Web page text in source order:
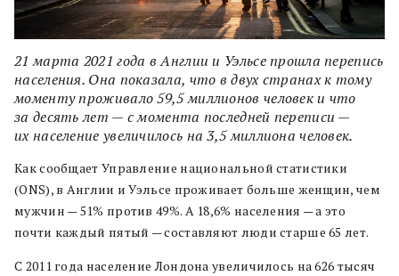
21 марта 2021 года в Англии и Уэльсе прошла перепись
населения. Она показала, что в двух странах к тому
моменту проживало 59,5 миллионов человек и что
за десять лет — с момента последней переписи —
их население увеличилось на 3,5 миллиона человек.
Как сообщает Управление национальной статистики
(ONS), в Англии и Уэльсе проживает больше женщин, чем
мужчин — 51% против 49%. А 18,6% населения — а это
почти каждый пятый — составляют люди старше 65 лет.
С 2011 года население Лондона увеличилось на 626 тысяч